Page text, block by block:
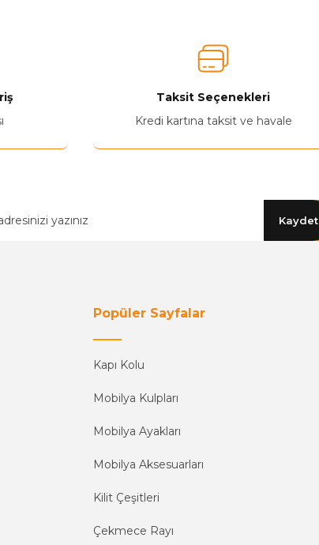
Taksit Seçenekleri
Kredi kartına taksit ve havale
Kaydet
Popüler Sayfalar
Kapı Kolu
Mobilya Kulpları
Mobilya Ayakları
Mobilya Aksesuarları
Kilit Çeşitleri
Çekmece Rayı